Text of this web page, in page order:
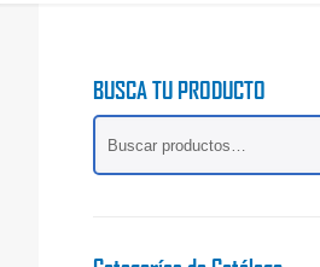
BUSCA TU PRODUCTO